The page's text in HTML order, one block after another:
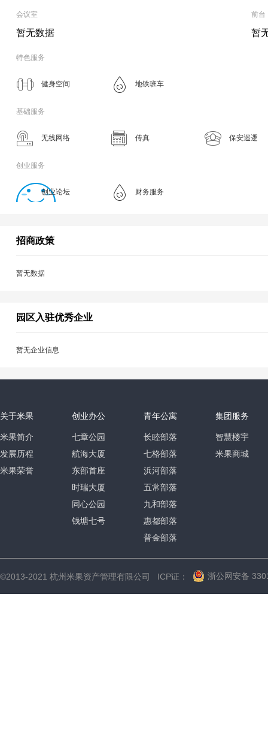
会议室
暂无数据
前台
暂
特色服务
健身空间 地铁班车
基础服务
无线网络 传真 保安巡逻
创业服务
创业论坛 财务服务
招商政策
暂无数据
园区入驻优秀企业
暂无企业信息
关于米果
米果简介
发展历程
米果荣誉
创业办公
七章公园
航海大厦
东部首座
时瑞大厦
同心公园
钱塘七号
青年公寓
长睦部落
七格部落
浜河部落
五常部落
九和部落
惠都部落
普金部落
集团服务
智慧楼宇
米果商城
©2013-2021 杭州米果资产管理有限公司 ICP证： 浙公网安备